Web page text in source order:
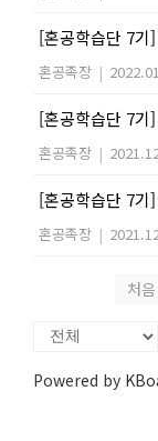
[혼공학습단 7기
혼공족장 |
[혼공학습단 7기
혼공족장 |
[혼공학습단 7기
혼공족장 |
처음
Powered by